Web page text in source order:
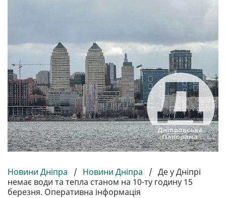
Новини Дніпра / Новини Дніпра / Де у Дніпрі
немає води та тепла станом на 10-ту годину 15
березня. Оперативна інформація